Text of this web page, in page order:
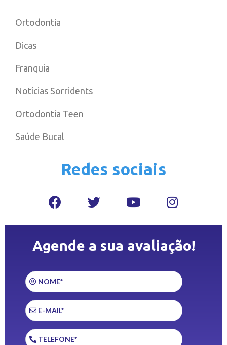
Ortodontia
Dicas
Franquia
Notícias Sorridents
Ortodontia Teen
Saúde Bucal
Redes sociais
Agende a sua avaliação!
NOME*
E-MAIL*
TELEFONE*